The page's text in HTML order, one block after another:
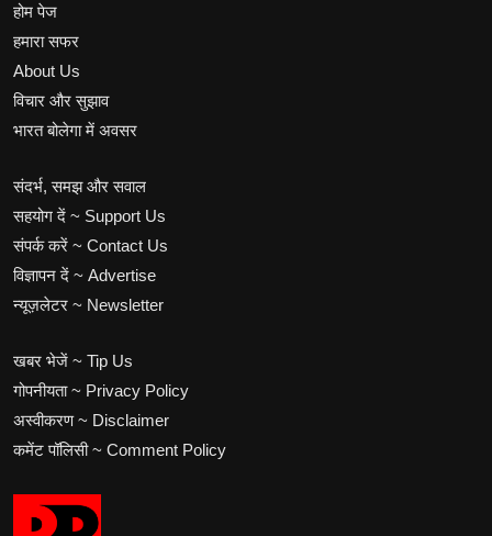
होम पेज
हमारा सफर
About Us
विचार और सुझाव
भारत बोलेगा में अवसर
संदर्भ, समझ और सवाल
सहयोग दें ~ Support Us
संपर्क करें ~ Contact Us
विज्ञापन दें ~ Advertise
न्यूज़लेटर ~ Newsletter
खबर भेजें ~ Tip Us
गोपनीयता ~ Privacy Policy
अस्वीकरण ~ Disclaimer
कमेंट पॉलिसी ~ Comment Policy